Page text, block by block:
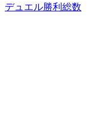
デュエル勝利総数